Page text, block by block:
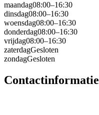
maandag08:00–16:30
dinsdag08:00–16:30
woensdag08:00–16:30
donderdag08:00–16:30
vrijdag08:00–16:30
zaterdagGesloten
zondagGesloten
Contactinformatie